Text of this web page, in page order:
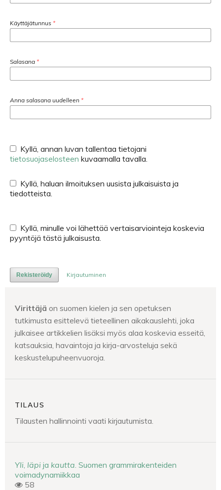
Käyttäjätunnus *
Salasana *
Anna salasana uudelleen *
Kyllä, annan luvan tallentaa tietojani
tietosuojaselosteen kuvaamalla tavalla.
tiedotteista.
pyyntöjä tästä julkaisusta.
Rekisteröidy Kirjautuminen
Virittäjä on suomen kielen ja sen opetuksen
tutkimusta esittelevä tieteellinen aikakauslehti, joka
julkaisee artikkelien lisäksi myös alaa koskevia esseitä,
katsauksia, havaintoja ja kirja-arvosteluja sekä
keskustelupuheenvuoroja.
TILAUS
Tilausten hallinnointi vaati kirjautumista.
Yli läpi ja kautta . Suomen grammirakenteiden
voimadynamiikkaa
58